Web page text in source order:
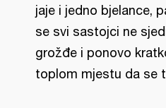
jaje i jedno bjelance,
se svi sastojci ne
grožđe i ponovo
toplom mjestu da se